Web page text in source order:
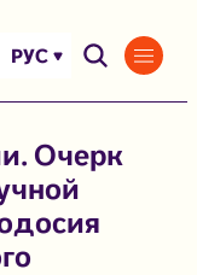
РУС
Очерк